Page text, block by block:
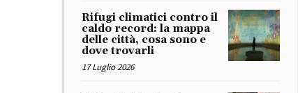
Rifugi climatici contro il
caldo record: la mappa
delle città, cosa sono e
dove trovarli
17 Luglio 2026